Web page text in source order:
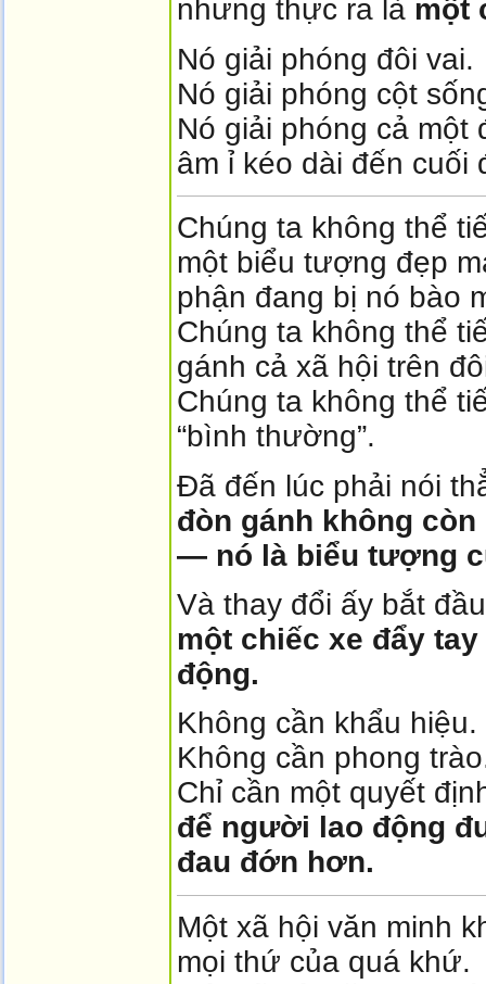
nhưng thực ra là một
Nó giải phóng đôi vai.
Nó giải phóng cột
Nó giải phóng cả
âm ỉ kéo dài đến cuối
Chúng ta không thể
một biểu tượng đẹp
phận đang bị nó bào
Chúng ta không thể
gánh cả xã hội trên
Chúng ta không thể
“bình thường”.
Đã đến lúc phải nói
đòn gánh không
— nó là biểu tượng
Và thay đổi ấy bắt
một chiếc xe đẩy
động.
Không cần khẩu hiệu.
Không cần phong
Chỉ cần một quyết
để người lao động
đau đớn hơn.
Một xã hội văn minh
mọi thứ của quá khứ.